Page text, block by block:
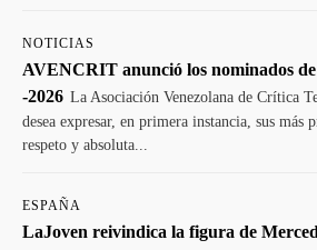
NOTICIAS
AVENCRIT anunció los nominados
-2026 La Asociación Venezolana de Crítica
desea expresar, en primera instancia, sus más
respeto y absoluta...
ESPAÑA
LaJoven reivindica la figura de